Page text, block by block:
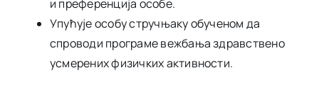
и преференција особе.
Упућује особу стручњаку обученом да
спроводи програме вежбања здравствено
усмерених физичких активности.